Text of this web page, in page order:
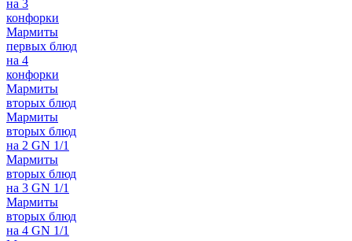
на 3
конфорки
Мармиты
первых блюд
на 4
конфорки
Мармиты
вторых блюд
Мармиты
вторых блюд
на 2 GN 1/1
Мармиты
вторых блюд
на 3 GN 1/1
Мармиты
вторых блюд
на 4 GN 1/1